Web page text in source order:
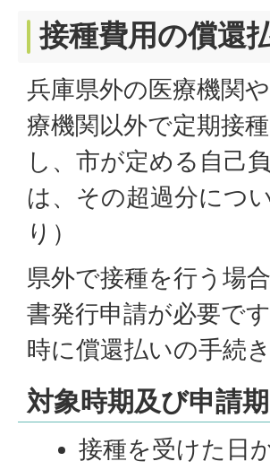
接種費用の償還
兵庫県外の医療機関
療機関以外で定期接
し、市が定める自己
は、その超過分につ
り）
県外で接種を行う場
書発行申請が必要で
時に償還払いの手続
対象時期及び申請
接種を受けた日